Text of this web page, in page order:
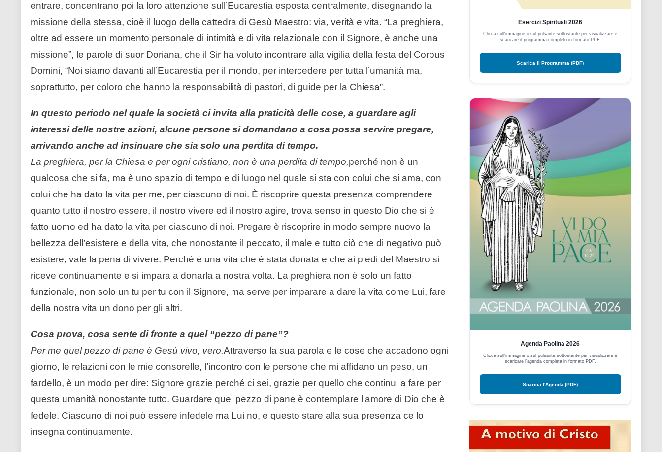
entrare, concentrano poi la loro attenzione sull’Eucarestia esposta centralmente, disegnando la
missione della stessa, cioè il luogo della cattedra di Gesù Maestro: via, verità e vita. “La preghiera,
oltre ad essere un momento personale di intimità e di vita relazionale con il Signore, è anche una
missione”, le parole di suor Doriana, che il Sir ha voluto incontrare alla vigilia della festa del Corpus
Domini, “Noi siamo davanti all’Eucarestia per il mondo, per intercedere per tutta l’umanità ma,
soprattutto, per coloro che hanno la responsabilità di pastori, di guide per la Chiesa”.
In questo periodo nel quale la società ci invita alla praticità delle cose, a guardare agli
interessi delle nostre azioni, alcune persone si domandano a cosa possa servire pregare,
arrivando anche ad insinuare che sia solo una perdita di tempo.
La preghiera, per la Chiesa e per ogni cristiano, non è una perdita di tempo,perché non è un
qualcosa che si fa, ma è uno spazio di tempo e di luogo nel quale si sta con colui che si ama, con
colui che ha dato la vita per me, per ciascuno di noi. È riscoprire questa presenza comprendere
quanto tutto il nostro essere, il nostro vivere ed il nostro agire, trova senso in questo Dio che si è
fatto uomo ed ha dato la vita per ciascuno di noi. Pregare è riscoprire in modo sempre nuovo la
bellezza dell’esistere e della vita, che nonostante il peccato, il male e tutto ciò che di negativo può
esistere, vale la pena di vivere. Perché è una vita che è stata donata e che ai piedi del Maestro si
riceve continuamente e si impara a donarla a nostra volta. La preghiera non è solo un fatto
funzionale, non solo un tu per tu con il Signore, ma serve per imparare a dare la vita come Lui, fare
della nostra vita un dono per gli altri.
Cosa prova, cosa sente di fronte a quel “pezzo di pane”?
Per me quel pezzo di pane è Gesù vivo, vero.Attraverso la sua parola e le cose che accadono ogni
giorno, le relazioni con le mie consorelle, l’incontro con le persone che mi affidano un peso, un
fardello, è un modo per dire: Signore grazie perché ci sei, grazie per quello che continui a fare per
questa umanità nonostante tutto. Guardare quel pezzo di pane è contemplare l’amore di Dio che è
fedele. Ciascuno di noi può essere infedele ma Lui no, e questo stare alla sua presenza ce lo
insegna continuamente.
Esercizi Spirituali 2026
Clicca sull'immagine o sul pulsante sottostante per visualizzare e
scaricare il programma completo in formato PDF.
Scarica il Programma (PDF)
Agenda Paolina 2026
Clicca sull'immagine o sul pulsante sottostante per visualizzare e
scaricare l'agenda completa in formato PDF.
Scarica l'Agenda (PDF)
Video
Player